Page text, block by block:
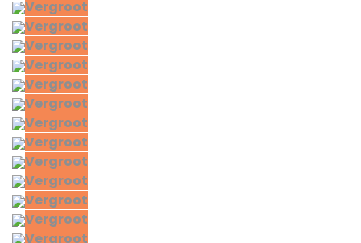
Vergroot
Vergroot
Vergroot
Vergroot
Vergroot
Vergroot
Vergroot
Vergroot
Vergroot
Vergroot
Vergroot
Vergroot
Vergroot